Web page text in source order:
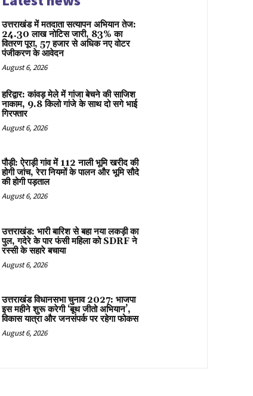
उत्तराखंड में मतदाता सत्यापन अभियान तेज:
24.30 लाख नोटिस जारी, 83% का
वितरण पूरा, 57 हजार से अधिक नए वोटर
पंजीकरण के आवेदन
August 6, 2026
हरिद्वार: कांवड़ मेले में गांजा बेचने की साजिश
नाकाम, 9.8 किलो गांजे के साथ दो सगे भाई
गिरफ्तार
August 6, 2026
पौड़ी: ऐराड़ी गांव में 112 नाली भूमि खरीद की
होगी जांच, रेरा नियमों के पालन और भूमि सौदे
की होगी पड़ताल
August 6, 2026
उत्तराखंड: भारी बारिश से बहा नया लकड़ी का
पुल, गदेरे के पार फंसी महिला को SDRF ने
रस्सी के सहारे बचाया
August 6, 2026
उत्तराखंड विधानसभा चुनाव 2027: भाजपा
इस महीने शुरू करेगी ‘बूथ जीतो अभियान’,
विकास यात्रा और जनसंपर्क पर रहेगा फोकस
August 6, 2026